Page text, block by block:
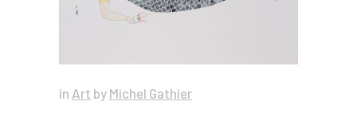
in Art by Michel Gathier